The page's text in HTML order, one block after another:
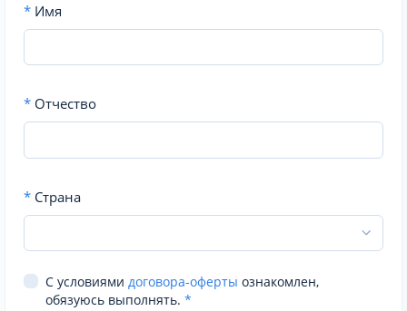
* Имя
* Отчество
* Страна
С условиями договора-оферты ознакомлен,
обязуюсь выполнять. *